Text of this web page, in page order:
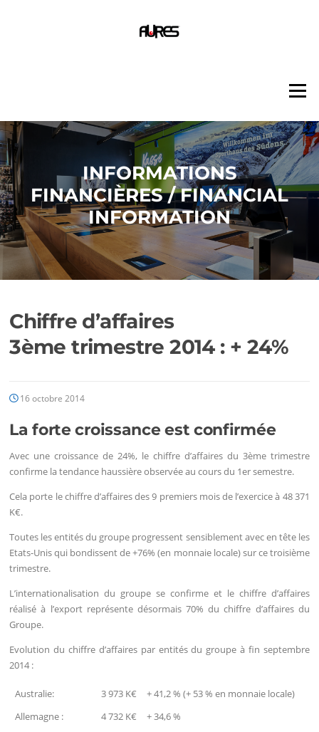
Menu
INFORMATIONS
FINANCIÈRES / FINANCIAL
INFORMATION
Chiffre d’affaires
3ème trimestre 2014 : + 24%
16 octobre 2014
La forte croissance est confirmée
Avec une croissance de 24%, le chiffre d’affaires du 3ème trimestre
confirme la tendance haussière observée au cours du 1er semestre.
Cela porte le chiffre d’affaires des 9 premiers mois de l’exercice à 48 371
K€.
Toutes les entités du groupe progressent sensiblement avec en tête les
Etats-Unis qui bondissent de +76% (en monnaie locale) sur ce troisième
trimestre.
L’internationalisation du groupe se confirme et le chiffre d’affaires
réalisé à l’export représente désormais 70% du chiffre d’affaires du
Groupe.
Evolution du chiffre d’affaires par entités du groupe à fin septembre
2014 :
Australie: 3 973 K€
+ 41,2 % (+ 53 % en monnaie locale)
Allemagne :
4 732 K€
+ 34,6 %